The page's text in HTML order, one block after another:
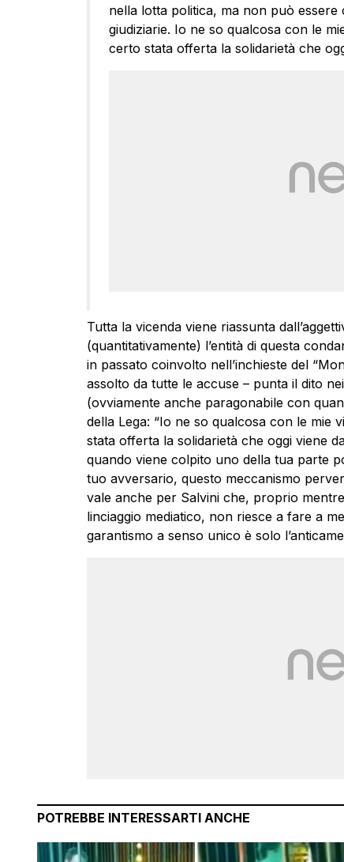
nella lotta politica, ma non può
giudiziarie. Io ne so qualcosa con le
certo stata offerta la solidarietà che
Tutta la vicenda viene riassunta
(quantitativamente) l’entità di questa
in passato coinvolto nell’inchieste del
assolto da tutte le accuse – punta il dito
(ovviamente anche paragonabile con
della Lega: “Io ne so qualcosa con le mie
stata offerta la solidarietà che oggi viene
quando viene colpito uno della tua parte
tuo avversario, questo meccanismo
vale anche per Salvini che, proprio
linciaggio mediatico, non riesce a fare a
garantismo a senso unico è solo
POTREBBE INTERESSARTI ANCHE